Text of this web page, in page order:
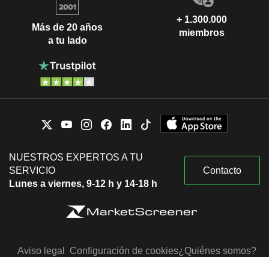
Más de 20 años
a tu lado
+ 1.300.000
miembros
NUESTROS EXPERTOS A TU
SERVICIO
Lunes a viernes, 9-12 h y 14-18 h
Contacto
Aviso legal Configuración de cookies¿Quiénes somos?